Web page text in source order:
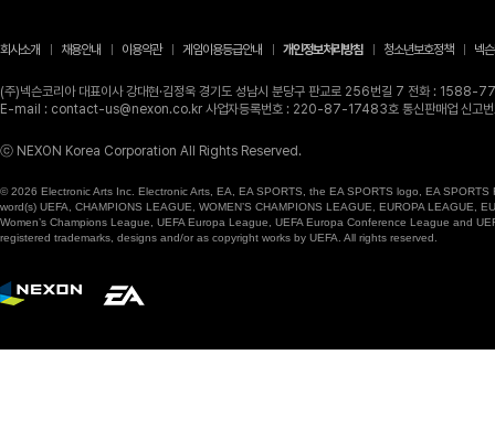
회사소개 채용안내 이용약관 게임이용등급안내 개인정보처리방침 청소년보호정책 넥
(주)넥슨코리아 대표이사 강대현·김정욱 경기도 성남시 분당구 판교로 256번길 7 전화 :
E-mail : contact-us@nexon.co.kr 사업자등록번호 : 220-87-17483호 통신판매업 신고
ⓒ NEXON Korea Corporation All Rights Reserved.
© 2026 Electronic Arts Inc. Electronic Arts, EA, EA SPORTS, the EA SPORTS logo, EA
word(s) UEFA, CHAMPIONS LEAGUE, WOMEN’S CHAMPIONS LEAGUE, EUROPA LEAGUE,
Women’s Champions League, UEFA Europa League, UEFA Europa Conference League and
registered trademarks, designs and/or as copyright works by UEFA. All rights reserved.